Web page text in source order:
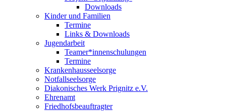
Downloads
Kinder und Familien
Termine
Links & Downloads
Jugendarbeit
Teamer*innenschulungen
Termine
Krankenhausseelsorge
Notfallseelsorge
Diakonisches Werk Prignitz e.V.
Ehrenamt
Friedhofsbeauftragter